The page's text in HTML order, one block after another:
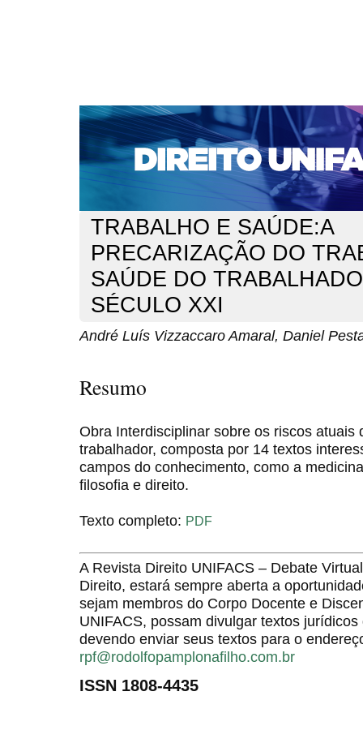
CAPA SOBRE ACESSO CADASTRO
NOTÍCIAS
EDIÇÕES DE Nº 1 A 100 WEBMAIL
Capa>n. 165 (2014) > Vizzaccaro Amaral
TRABALHO E SAÚDE:A
PRECARIZAÇÃO DO
SAÚDE DO
SÉCULO XXI
André Luís Vizzaccaro Amaral, Daniel
Resumo
Obra Interdisciplinar sobre os riscos atuais
trabalhador, composta por 14 textos
campos do conhecimento, como a
filosofia e direito.
Texto completo: PDF
A Revista Direito UNIFACS – Debate
Direito, estará sempre aberta a
sejam membros do Corpo Docente e
UNIFACS, possam divulgar textos
devendo enviar seus textos para o
rpf@rodolfopamplonafilho.com.br
ISSN 1808-4435